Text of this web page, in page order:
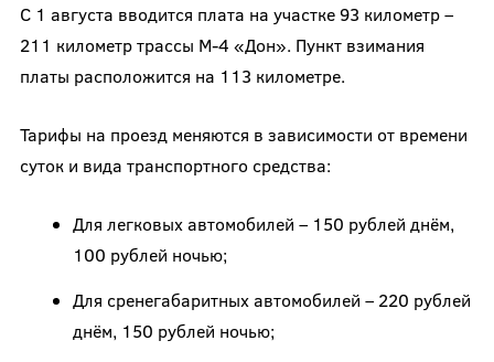
С 1 августа вводится плата на участке 93 километр –
211 километр трассы М-4 «Дон». Пункт взимания
платы расположится на 113 километре.
Тарифы на проезд меняются в зависимости от времени
суток и вида транспортного средства:
Для легковых автомобилей – 150 рублей днём,
100 рублей ночью;
Для сренегабаритных автомобилей – 220 рублей
днём, 150 рублей ночью;